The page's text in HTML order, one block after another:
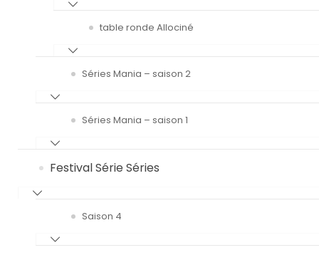
table ronde Allociné
Séries Mania – saison 2
Séries Mania – saison 1
Festival Série Séries
Saison 4